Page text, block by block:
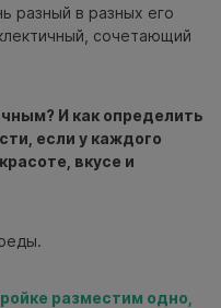
разный в разных его
сочетающий
И как определить
если у каждого
вкусе и
разместим одно,